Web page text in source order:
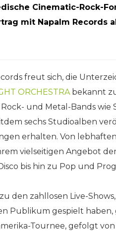
Cinematic-Rock-
mit Napalm Records
freut sich, die
ORCHESTRAbekannt
und Metal-Bands
sechs Studioalben
erhalten. Von
vielseitigen Angebot
bis hin zu Pop und
den zahllosen Live-
Publikum gespielt haben,
Tournee, gefolgt